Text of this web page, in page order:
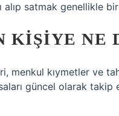
satmak genellikle
KIŞIYE NE
menkul kıymetler ve
güncel olarak